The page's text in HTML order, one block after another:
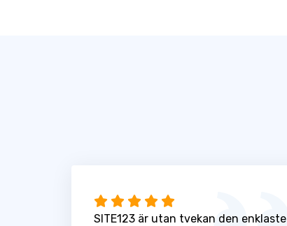
SITE123 är utan tvekan den enklaste